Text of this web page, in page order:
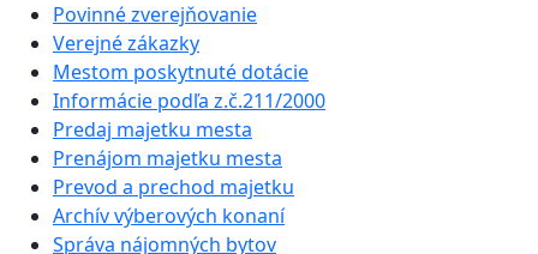
Povinné zverejňovanie
Verejné zákazky
Mestom poskytnuté dotácie
Informácie podľa z.č.211/2000
Predaj majetku mesta
Prenájom majetku mesta
Prevod a prechod majetku
Archív výberových konaní
Správa nájomných bytov